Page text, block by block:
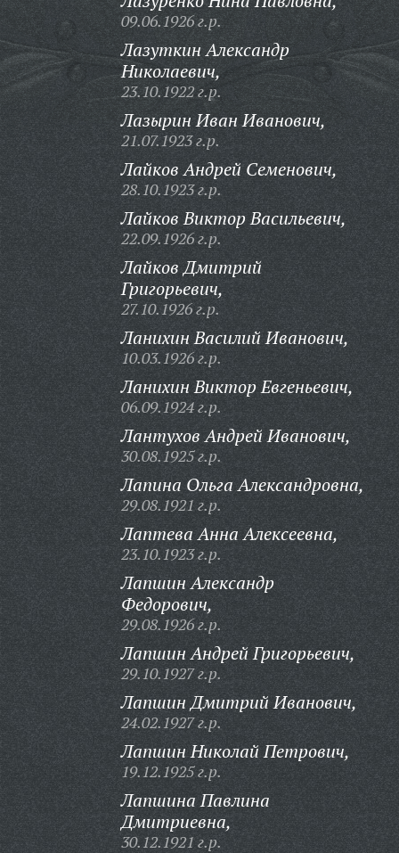
09.06.1926 г.р.
Лазуткин Александр
Николаевич,
23.10.1922 г.р.
Лазырин Иван Иванович,
21.07.1923 г.р.
Лайков Андрей Семенович,
28.10.1923 г.р.
Лайков Виктор Васильевич,
22.09.1926 г.р.
Лайков Дмитрий
Григорьевич,
27.10.1926 г.р.
Ланихин Василий Иванович,
10.03.1926 г.р.
Ланихин Виктор Евгеньевич,
06.09.1924 г.р.
Лантухов Андрей Иванович,
30.08.1925 г.р.
Лапина Ольга Александровна,
29.08.1921 г.р.
Лаптева Анна Алексеевна,
23.10.1923 г.р.
Лапшин Александр
Федорович,
29.08.1926 г.р.
Лапшин Андрей Григорьевич,
29.10.1927 г.р.
Лапшин Дмитрий Иванович,
24.02.1927 г.р.
Лапшин Николай Петрович,
19.12.1925 г.р.
Лапшина Павлина
Дмитриевна,
30.12.1921 г.р.